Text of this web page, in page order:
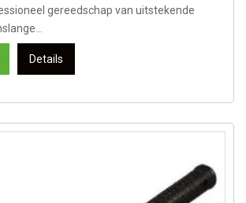
gereedschap van uitstekende
Details